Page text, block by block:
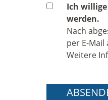
Datenschutz*
Ich
werden.
Nach
per E-Mail
Weitere
Aktionen